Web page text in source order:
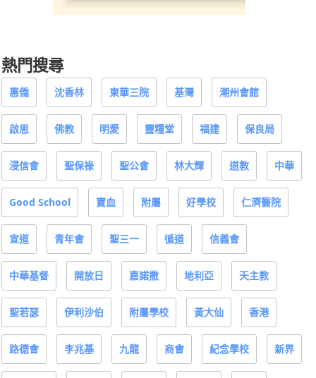
熱門搜尋
惠僑 沈香林 東華三院 基灣 潮州會館
啟思 佛教 明愛 靈糧堂 福建 保良局
浸信會 聖保祿 聖公會 林大輝 道教 中華
Good School 寶血 附屬 好學校 仁濟醫院
宣道 青年會 聖三一 循道 信義會
中華基督 開放日 嘉諾撒 地利亞 天主教
聖若瑟 伊利沙伯 附屬學校 黃大仙 香港
路德會 李兆基 九龍 商會 紀念學校 新界